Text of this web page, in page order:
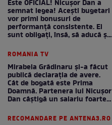
Este OFICIAL! Nicușor Dan a
semnat legea! Acești bugetari
vor primi bonusuri de
performanță consistente. Ei
sunt obligați, însă, să aducă și
ROMANIA TV
Mirabela Grădinaru și-a făcut
publică declarația de avere.
Cât de bogată este Prima
Doamnă. Partenera lui Nicușor
Dan câștigă un salariu foarte
RECOMANDARE PE ANTENA3.RO